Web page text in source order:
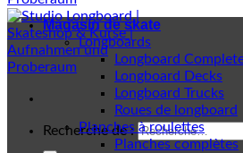
Recherche de :
Magasin de skate
Longboards
Longboard
Longboard Decks
Longboard Trucks
Roues de longboard
Planches à roulettes
Planches complètes